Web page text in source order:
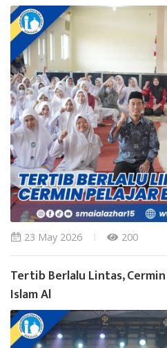
23 May 2026 200
Tertib Berlalu Lintas,
Islam Al